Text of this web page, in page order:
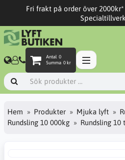
Fri frakt på order över
Antal 0
Summa 0 kr
Hem Produkter Mjuka lyft
Rundsling 10 000kg
Rundsling 10